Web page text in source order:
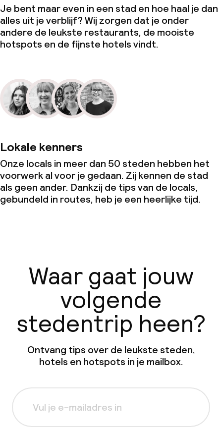
Je bent maar even in een stad en hoe haal je dan
alles uit je verblijf? Wij zorgen dat je onder
andere de leukste restaurants, de mooiste
hotspots en de fijnste hotels vindt.
Lokale kenners
Onze locals in meer dan 50 steden hebben het
voorwerk al voor je gedaan. Zij kennen de stad
als geen ander. Dankzij de tips van de locals,
gebundeld in routes, heb je een heerlijke tijd.
Waar gaat jouw
volgende
stedentrip heen?
Ontvang tips over de leukste steden,
hotels en hotspots in je mailbox.